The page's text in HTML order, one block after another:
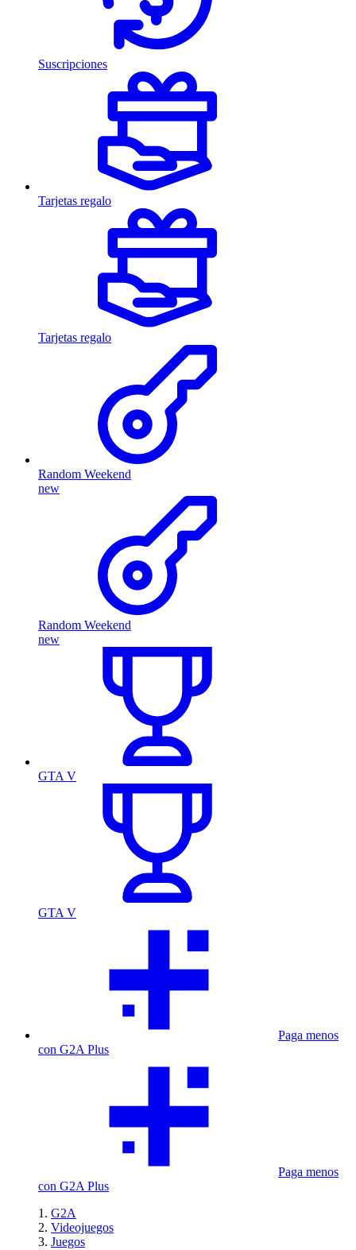
Suscripciones
Tarjetas regalo
Tarjetas regalo
Random Weekend
new
Random Weekend
new
GTA V
GTA V
Paga menos
con G2A Plus
Paga menos
con G2A Plus
G2A
Videojuegos
Juegos